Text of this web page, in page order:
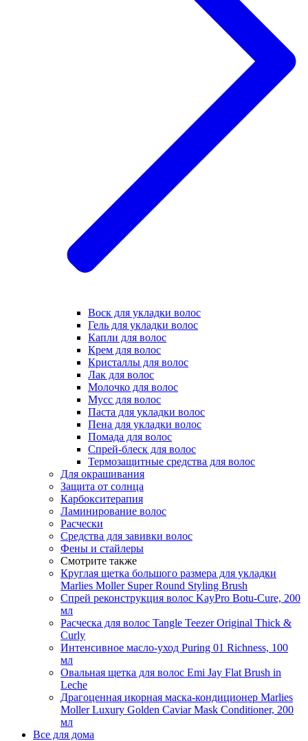
Воск для укладки волос
Гель для укладки волос
Капли для волос
Крем для волос
Кристаллы для волос
Лак для волос
Молочко для волос
Мусс для волос
Паста для укладки волос
Пена для укладки волос
Помада для волос
Спрей-блеск для волос
Термозащитные средства для волос
Для окрашивания
Защита от солнца
Карбокситерапия
Ламинирование волос
Расчески
Средства для завивки волос
Фены и стайлеры
Смотрите также
Круглая щетка большого размера для укладки
Marlies Moller Super Round Styling Brush
Спрей реконструкция волос KayPro Botu-Cure, 200
мл
Расческа для волос Tangle Teezer Original Thick &
Curly
Интенсивное масло-уход Puring 01 Richness, 100
мл
Овальная щетка для волос Emi Jay Flat Brush in
Leche
Драгоценная икорная маска-кондиционер Marlies
Moller Luxury Golden Caviar Mask Conditioner, 200
мл
Все для дома